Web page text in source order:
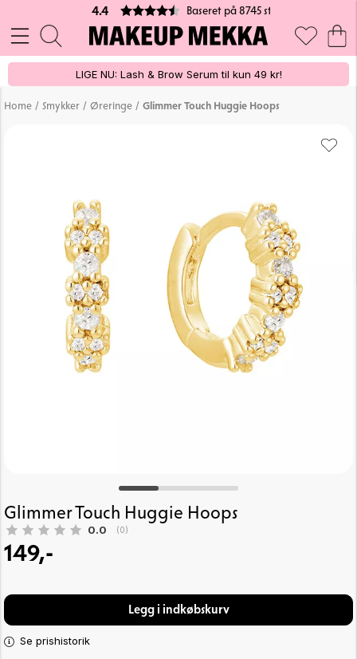
4.4 Baseret på 8745 stemmer
LIGE NU: Lash & Brow Serum til kun 49 kr!
Home / Smykker / Øreringe / Glimmer Touch Huggie Hoops
Glimmer Touch Huggie Hoops
Gennemsnitlig vurdering:
0.0 (stemmer:
0)
149,-
Legg i indkøbskurv
Se prishistorik